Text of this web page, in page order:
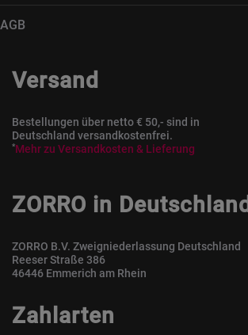
AGB
Versand
Bestellungen über netto € 50,- sind in
Deutschland versandkostenfrei.
*Mehr zu Versandkosten & Lieferung
ZORRO in Deutschland
ZORRO B.V. Zweigniederlassung Deutschland
Reeser Straße 386
46446 Emmerich am Rhein
Zahlarten